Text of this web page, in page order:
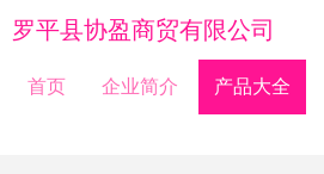
罗平县协盈商贸有限公司
首页 企业简介 产品大全